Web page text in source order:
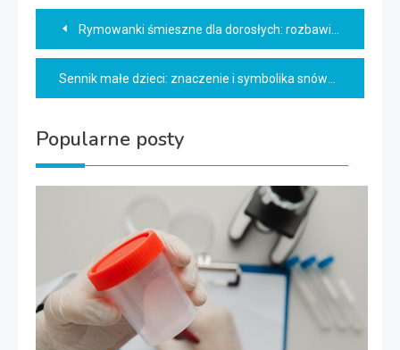
Nawigacja
wpisu
Rymowanki śmieszne dla dorosłych: rozbawią każdego!
Sennik małe dzieci: znaczenie i symbolika snów
Popularne posty